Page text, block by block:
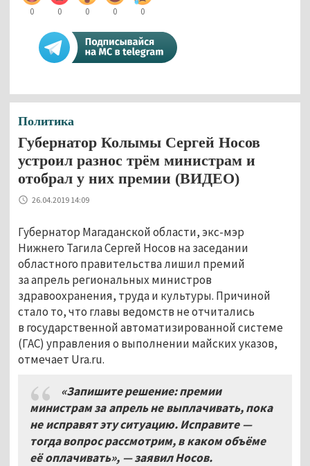
0 0 0 0 0
Политика
Губернатор Колымы Сергей Носов
устроил разнос трём министрам и
отобрал у них премии (ВИДЕО)
26.04.2019 14:09
Губернатор Магаданской области, экс-мэр
Нижнего Тагила Сергей Носов на заседании
областного правительства лишил премий
за апрель региональных министров
здравоохранения, труда и культуры. Причиной
стало то, что главы ведомств не отчитались
в государственной автоматизированной системе
(ГАС) управления о выполнении майских указов,
отмечает Ura.ru.
«Запишите решение: премии
министрам за апрель не выплачивать, пока
не исправят эту ситуацию. Исправите —
тогда вопрос рассмотрим, в каком объёме
её оплачивать», — заявил Носов.